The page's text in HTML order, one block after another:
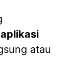
atau